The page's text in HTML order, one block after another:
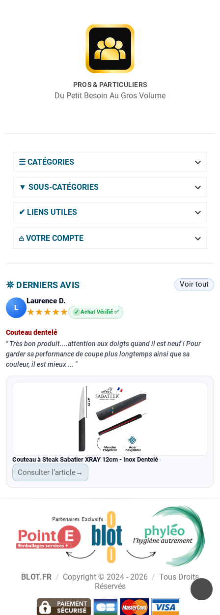
PROS & PARTICULIERS
Du Petit Besoin Au Gros Volume
☰ CATÉGORIES 
▼ SOUS-CATÉGORIES 
✔ LIENS UTILES 
𖡌 VOTRE COMPTE 
𖤓 DERNIERS AVIS Voir tout
L
Laurence D.
★★★★★
★★★★★ ✓ Achat Vérifié ✅
Couteau dentelé
Très bon produit....attention aux doigts quand il est neuf ! Pour
garder sa performance de coupe plus longtemps ainsi que sa
couleur, il est mieux ...
Couteau à Steak Sabatier XRAY 12cm - Inox Dentelé
Consulter l’article→
BLOT.FR / Copyright © 2024 - 2026 / Tous Droits
Réservés